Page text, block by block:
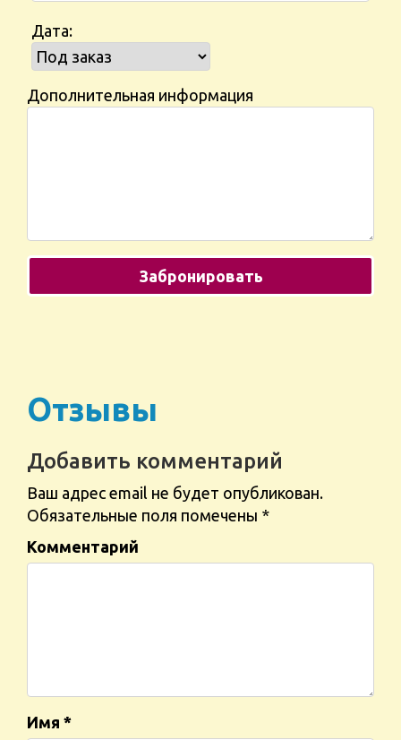
Дата:
Дополнительная информация
Отзывы
Добавить комментарий
Ваш адрес email не будет опубликован.
Обязательные поля помечены *
Комментарий
Имя *